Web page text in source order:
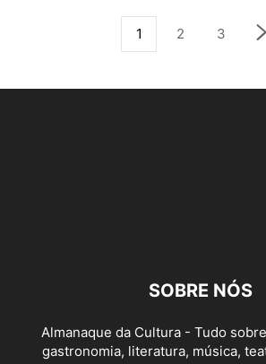
1 2 3
SOBRE NÓS
Almanaque da Cultura - Tudo
gastronomia, literatura, música,